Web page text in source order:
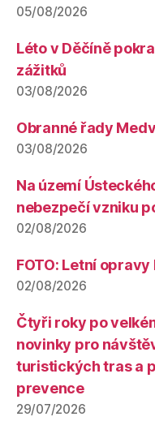
05/08/2026
Léto v Děčíně
zážitků
03/08/2026
Obranné řady
03/08/2026
Na území
nebezpečí vzniku
02/08/2026
FOTO: Letní
02/08/2026
Čtyři roky po
novinky pro
turistických tras a
prevence
29/07/2026